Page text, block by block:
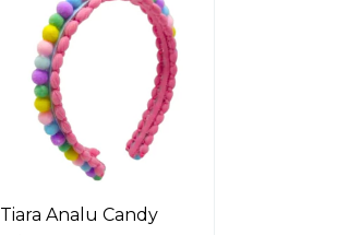
Tiara Analu Candy